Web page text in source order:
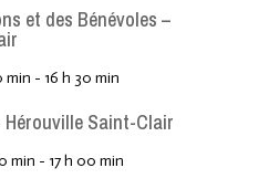
et des Bénévoles –
min - 16 h 30 min
Saint-Clair
min - 17 h 00 min